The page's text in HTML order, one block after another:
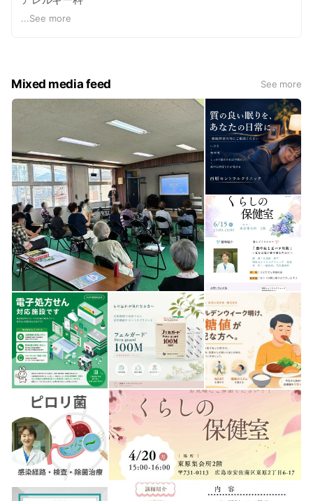
認知症 胃カメラ 大腸カメラ
...See more
Mixed media feed See more